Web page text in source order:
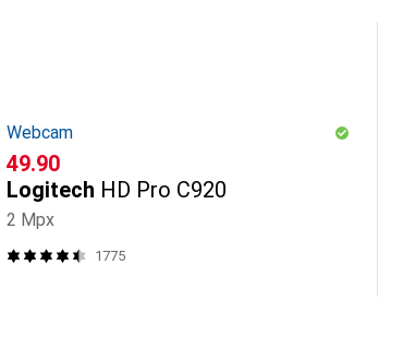
Webcam
CHF
49.90
Logitech HD Pro C920
2 Mpx
1775